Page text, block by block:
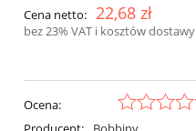
Cena netto:
22,68 zł
bez 23% VAT i kosztów dostawy
Ocena: